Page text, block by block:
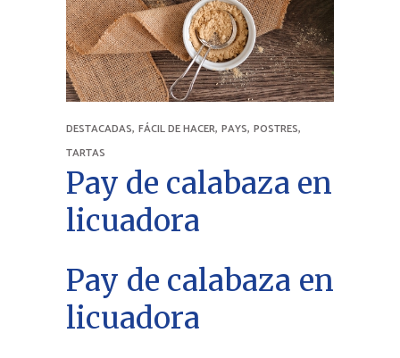
DESTACADAS, FÁCIL DE HACER, PAYS, POSTRES,
TARTAS
Pay de calabaza en
licuadora
Pay de calabaza en
licuadora